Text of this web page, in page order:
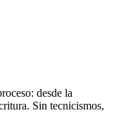
desde la
Sin tecnicismos,